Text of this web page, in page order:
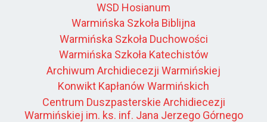
WSD Hosianum
Warmińska Szkoła Biblijna
Warmińska Szkoła Duchowości
Warmińska Szkoła Katechistów
Archiwum Archidiecezji Warmińskiej
Konwikt Kapłanów Warmińskich
Centrum Duszpasterskie Archidiecezji
Warmińskiej im. ks. inf. Jana Jerzego Górnego